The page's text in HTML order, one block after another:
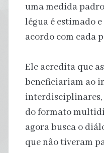
uma medida
légua é estimado
acordo com cada
Ele acredita que
beneficiariam ao
interdisciplinares,
do formato
agora busca o
que não tiveram